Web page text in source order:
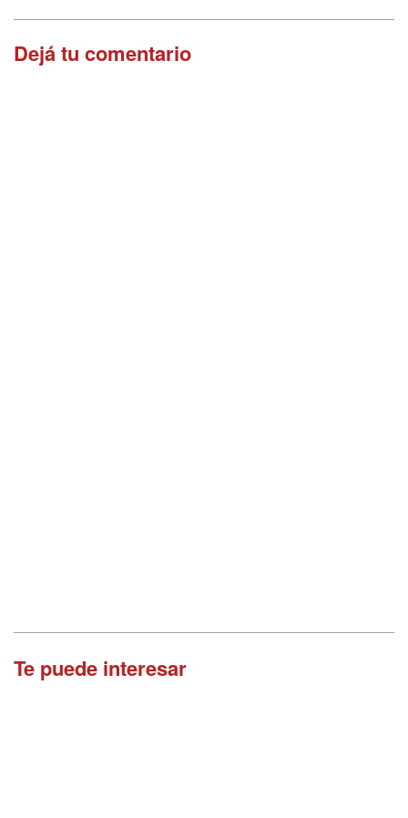
Dejá tu comentario
Te puede interesar